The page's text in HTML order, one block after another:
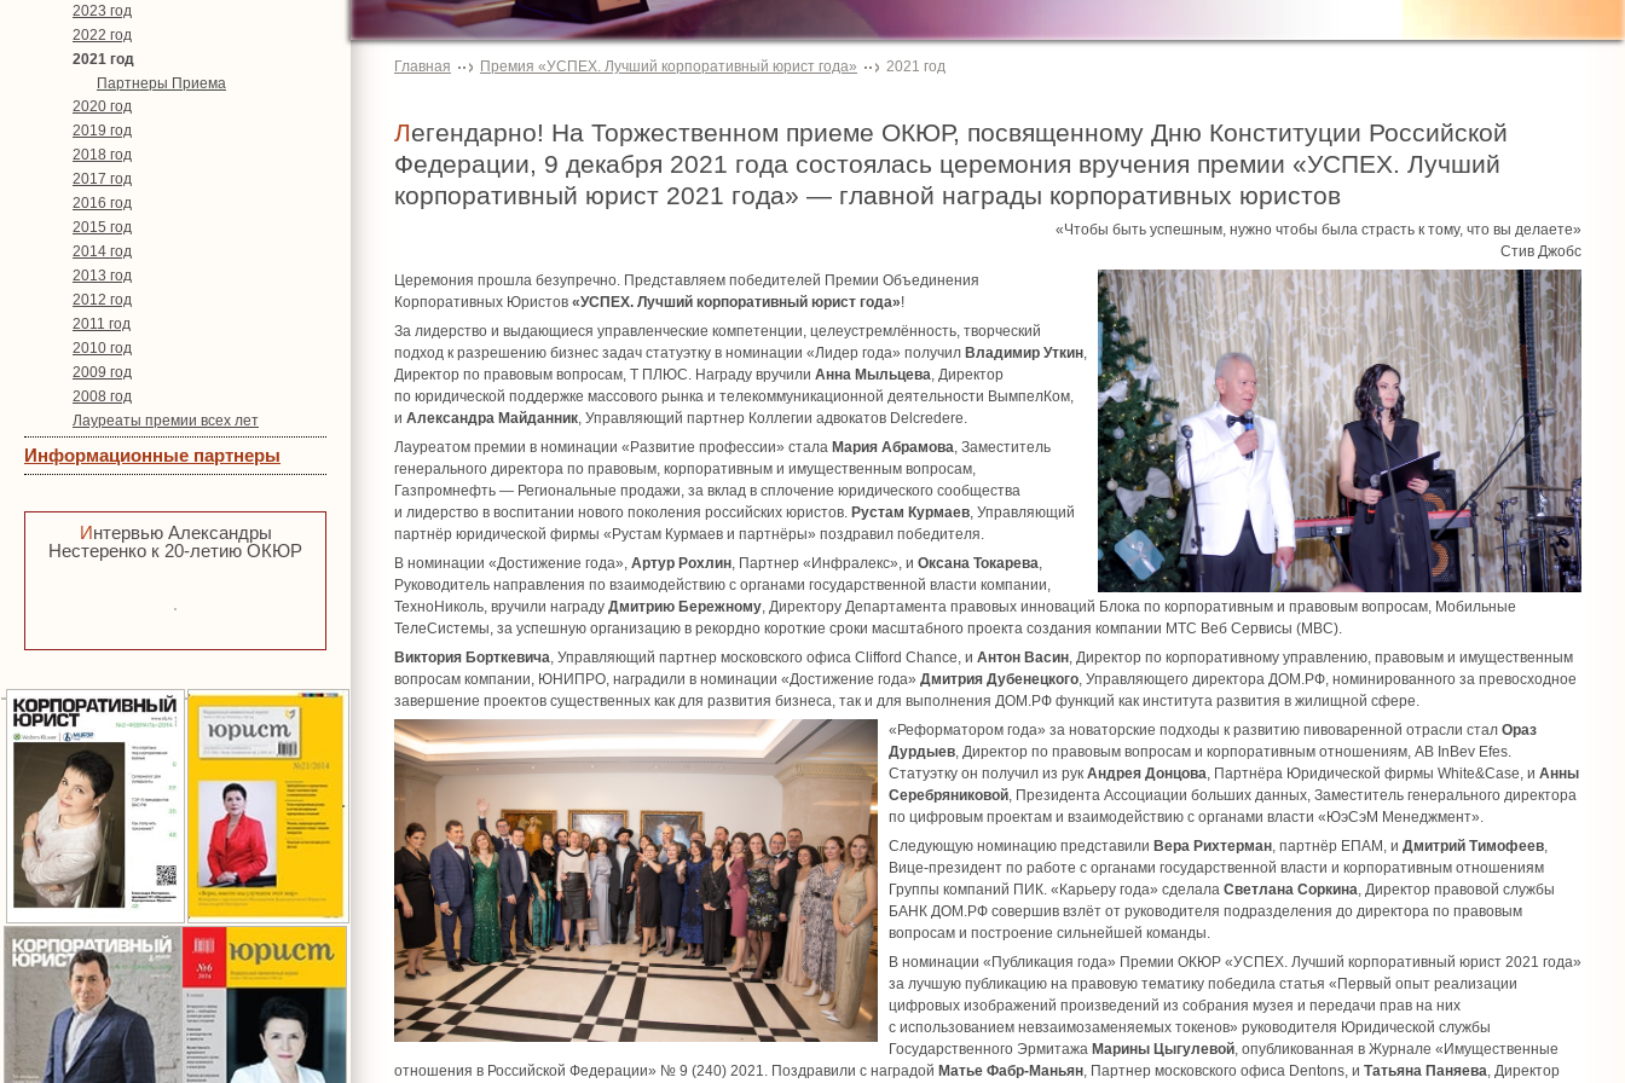
2023 год
2022 год
2021 год
Партнеры Приема
2020 год
2019 год
2018 год
2017 год
2016 год
2015 год
2014 год
2013 год
2012 год
2011 год
2010 год
2009 год
2008 год
Лауреаты премии всех лет
Информационные партнеры
Интервью Александры
Нестеренко к 20-летию ОКЮР
Главная Премия «УСПЕХ. Лучший корпоративный юрист года» 2021 год
Легендарно! На Торжественном приеме ОКЮР, посвященному Дню Конституции Российской
Федерации, 9 декабря 2021 года состоялась церемония вручения премии «УСПЕХ. Лучший
корпоративный юрист 2021 года» — главной награды корпоративных юристов
«Чтобы быть успешным, нужно чтобы была страсть к тому, что вы делаете»
Стив Джобс
Церемония прошла безупречно. Представляем победителей Премии Объединения
Корпоративных Юристов «УСПЕХ. Лучший корпоративный юрист года»!
За лидерство и выдающиеся управленческие компетенции, целеустремлённость, творческий
подход к разрешению бизнес задач статуэтку в номинации «Лидер года» получил Владимир Уткин,
Директор по правовым вопросам, Т ПЛЮС. Награду вручили Анна Мыльцева, Директор
по юридической поддержке массового рынка и телекоммуникационной деятельности ВымпелКом,
и Александра Майданник, Управляющий партнер Коллегии адвокатов Delcredere.
Лауреатом премии в номинации «Развитие профессии» стала Мария Абрамова, Заместитель
генерального директора по правовым, корпоративным и имущественным вопросам,
Газпромнефть — Региональные продажи, за вклад в сплочение юридического сообщества
и лидерство в воспитании нового поколения российских юристов. Рустам Курмаев, Управляющий
партнёр юридической фирмы «Рустам Курмаев и партнёры» поздравил победителя.
В номинации «Достижение года», Артур Рохлин, Партнер «Инфралекс», и Оксана Токарева,
Руководитель направления по взаимодействию с органами государственной власти компании,
ТехноНиколь, вручили награду Дмитрию Бережному, Директору Департамента правовых инноваций Блока по корпоративным и правовым вопросам, Мобильные
ТелеСистемы, за успешную организацию в рекордно короткие сроки масштабного проекта создания компании MТС Веб Сервисы (МВС).
Виктория Борткевича, Управляющий партнер московского офиса Clifford Chance, и Антон Васин, Директор по корпоративному управлению, правовым и имущественным
вопросам компании, ЮНИПРО, наградили в номинации «Достижение года» Дмитрия Дубенецкого, Управляющего директора ДОМ.РФ, номинированного за превосходное
завершение проектов существенных как для развития бизнеса, так и для выполнения ДОМ.РФ функций как института развития в жилищной сфере.
«Реформатором года» за новаторские подходы к развитию пивоваренной отрасли стал Ораз
Дурдыев, Директор по правовым вопросам и корпоративным отношениям, AB InBev Efes.
Статуэтку он получил из рук Андрея Донцова, Партнёра Юридической фирмы White&Сase, и Анны
Серебряниковой, Президента Ассоциации больших данных, Заместитель генерального директора
по цифровым проектам и взаимодействию с органами власти «ЮэСэМ Менеджмент».
Следующую номинацию представили Вера Рихтерман, партнёр ЕПАМ, и Дмитрий Тимофеев,
Вице-президент по работе с органами государственной власти и корпоративным отношениям
Группы компаний ПИК. «Карьеру года» сделала Светлана Соркина, Директор правовой службы
БАНК ДОМ.РФ совершив взлёт от руководителя подразделения до директора по правовым
вопросам и построение сильнейшей команды.
В номинации «Публикация года» Премии ОКЮР «УСПЕХ. Лучший корпоративный юрист 2021 года»
за лучшую публикацию на правовую тематику победила статья «Первый опыт реализации
цифровых изображений произведений из собрания музея и передачи прав на них
с использованием невзаимозаменяемых токенов» руководителя Юридической службы
Государственного Эрмитажа Марины Цыгулевой, опубликованная в Журнале «Имущественные
отношения в Российской Федерации» № 9 (240) 2021. Поздравили с наградой Матье Фабр-Маньян, Партнер московского офиса Dentons, и Татьяна Паняева, Директор